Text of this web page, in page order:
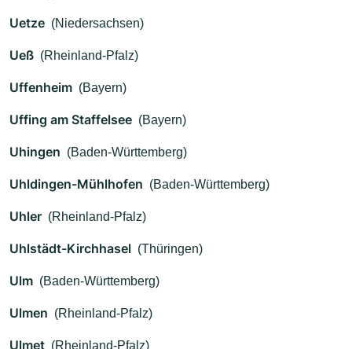
Uetze (Niedersachsen)
Ueß (Rheinland-Pfalz)
Uffenheim (Bayern)
Uffing am Staffelsee (Bayern)
Uhingen (Baden-Württemberg)
Uhldingen-Mühlhofen (Baden-Württemberg)
Uhler (Rheinland-Pfalz)
Uhlstädt-Kirchhasel (Thüringen)
Ulm (Baden-Württemberg)
Ulmen (Rheinland-Pfalz)
Ulmet (Rheinland-Pfalz)